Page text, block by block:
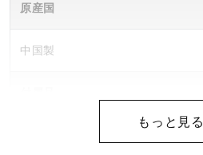
原産国
中国製